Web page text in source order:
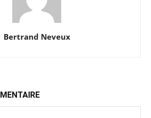
Bertrand Neveux